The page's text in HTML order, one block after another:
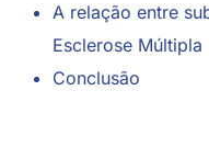
A relação entre
Esclerose Múltipla
Conclusão